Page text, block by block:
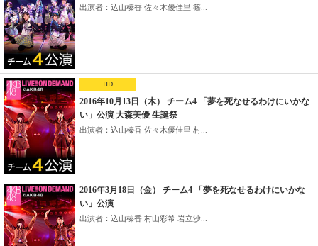
出演者：込山榛香 佐々木優佳里 篠...
HD
2016年10月13日（木） チーム4 「夢を死なせるわけにいかな
い」公演 大森美優 生誕祭
出演者：込山榛香 佐々木優佳里 村...
2016年3月18日（金） チーム4 「夢を死なせるわけにいかな
い」公演
出演者：込山榛香 村山彩希 岩立沙...